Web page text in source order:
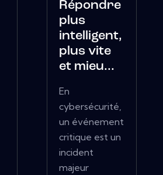
Répondre
plus
intelligent,
plus vite
et mieu...
En
cybersécurité,
un événement
critique est un
incident
majeur